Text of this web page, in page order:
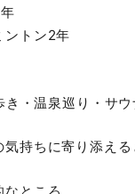
ントン2年
き・温泉巡り・サ
気持ちに寄り添える